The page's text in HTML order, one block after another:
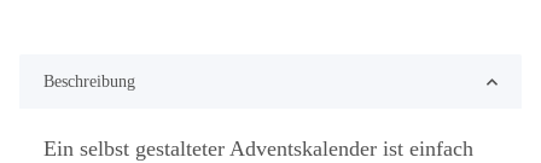
Beschreibung
Ein selbst gestalteter Adventskalender ist einfach